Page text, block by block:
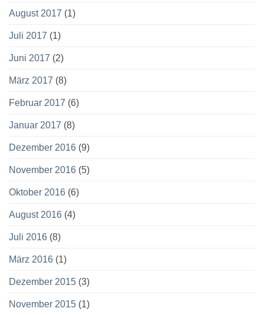
August 2017 (1)
Juli 2017 (1)
Juni 2017 (2)
März 2017 (8)
Februar 2017 (6)
Januar 2017 (8)
Dezember 2016 (9)
November 2016 (5)
Oktober 2016 (6)
August 2016 (4)
Juli 2016 (8)
März 2016 (1)
Dezember 2015 (3)
November 2015 (1)